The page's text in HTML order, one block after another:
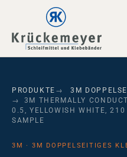
Skip to main navigation
Skip to main content
Skip to page footer
PRODUKTE
3M
3M THERMALLY
0.5, YELLOWISH WHITE,
SAMPLE
3M · 3M DOPPELSEITIGES